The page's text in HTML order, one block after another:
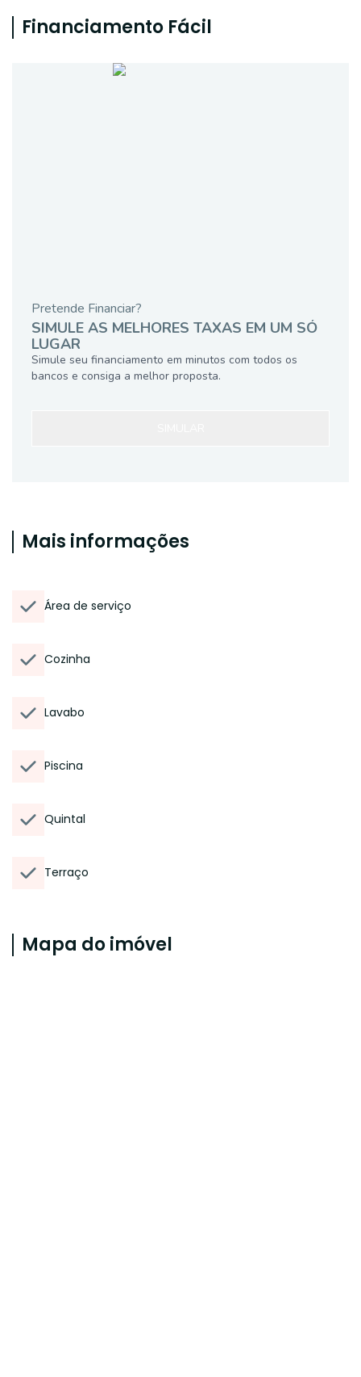
Financiamento Fácil
Pretende Financiar?
SIMULE AS MELHORES TAXAS EM UM SÓ
LUGAR
Simule seu financiamento em minutos com todos os
bancos e consiga a melhor proposta.
Mais informações
Área de serviço
Cozinha
Lavabo
Piscina
Quintal
Terraço
Mapa do imóvel